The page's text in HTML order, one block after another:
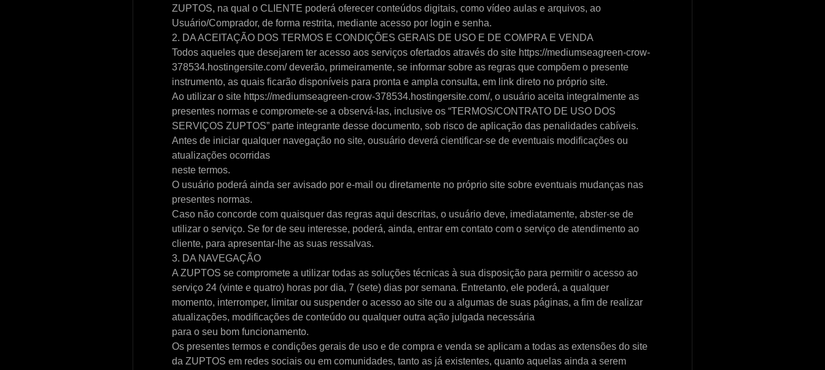
ZUPTOS, na qual o CLIENTE poderá oferecer conteúdos digitais, como vídeo aulas e arquivos, ao
Usuário/Comprador, de forma restrita, mediante acesso por login e senha.
2. DA ACEITAÇÃO DOS TERMOS E CONDIÇÕES GERAIS DE USO E DE COMPRA E VENDA
Todos aqueles que desejarem ter acesso aos serviços ofertados através do site https://mediumseagreen-crow-
378534.hostingersite.com/ deverão, primeiramente, se informar sobre as regras que compõem o presente
instrumento, as quais ficarão disponíveis para pronta e ampla consulta, em link direto no próprio site.
Ao utilizar o site https://mediumseagreen-crow-378534.hostingersite.com/, o usuário aceita integralmente as
presentes normas e compromete-se a observá-las, inclusive os “TERMOS/CONTRATO DE USO DOS
SERVIÇOS ZUPTOS” parte integrante desse documento, sob risco de aplicação das penalidades cabíveis.
Antes de iniciar qualquer navegação no site, ousuário deverá cientificar-se de eventuais modificações ou
atualizações ocorridas
neste termos.
O usuário poderá ainda ser avisado por e-mail ou diretamente no próprio site sobre eventuais mudanças nas
presentes normas.
Caso não concorde com quaisquer das regras aqui descritas, o usuário deve, imediatamente, abster-se de
utilizar o serviço. Se for de seu interesse, poderá, ainda, entrar em contato com o serviço de atendimento ao
cliente, para apresentar-lhe as suas ressalvas.
3. DA NAVEGAÇÃO
A ZUPTOS se compromete a utilizar todas as soluções técnicas à sua disposição para permitir o acesso ao
serviço 24 (vinte e quatro) horas por dia, 7 (sete) dias por semana. Entretanto, ele poderá, a qualquer
momento, interromper, limitar ou suspender o acesso ao site ou a algumas de suas páginas, a fim de realizar
atualizações, modificações de conteúdo ou qualquer outra ação julgada necessária
para o seu bom funcionamento.
Os presentes termos e condições gerais de uso e de compra e venda se aplicam a todas as extensões do site
da ZUPTOS em redes sociais ou em comunidades, tanto as já existentes, quanto aquelas ainda a serem